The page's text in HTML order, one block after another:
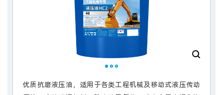
优质抗磨液压油，适用于各类工程机械及移动式液压传动